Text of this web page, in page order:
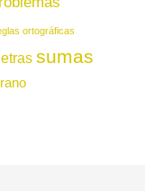
ortográficas
sumas